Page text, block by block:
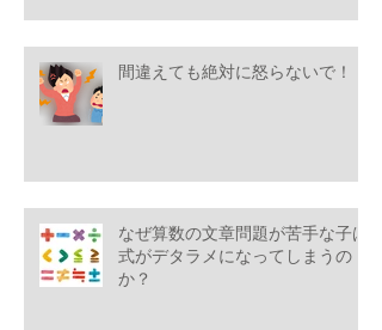
間違えても絶対に怒らないで！
なぜ算数の文章問題が苦手な子は
式がデタラメになってしまうの
か？